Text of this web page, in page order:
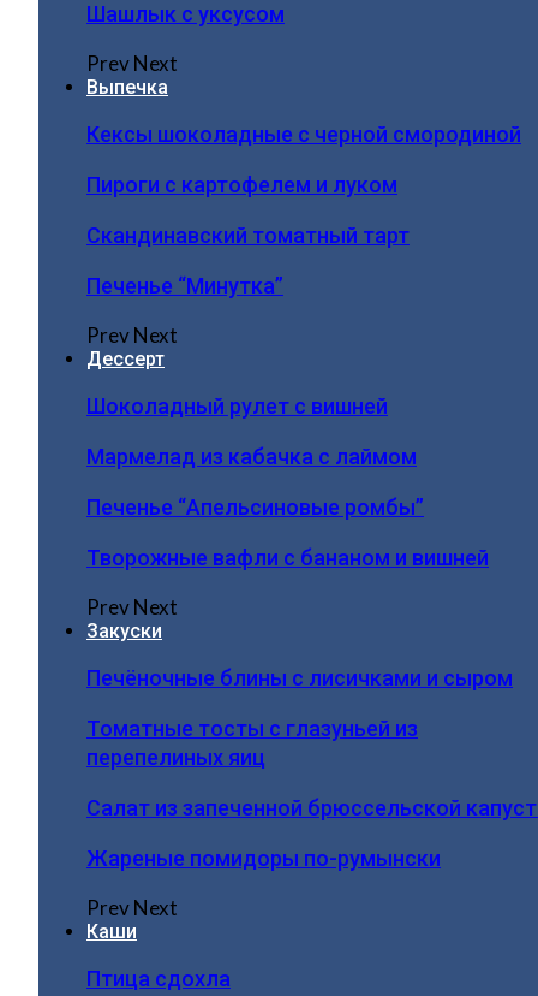
Шашлык с уксусом
PrevNext
Выпечка
Кексы шоколадные с черной смородиной
Пироги c картофелем и луком
Скандинавский томатный тарт
Печенье “Минутка”
PrevNext
Дессерт
Шоколадный рулет с вишней
Мармелад из кабачка с лаймом
Печенье “Апельсиновые ромбы”
Творожные вафли с бананом и вишней
PrevNext
Закуски
Печёночные блины с лисичками и сыром
Томатные тосты с глазуньей из
перепелиных яиц
Салат из запеченной брюссельской
Жареные помидоры по-румынски
PrevNext
Каши
Птица сдохла